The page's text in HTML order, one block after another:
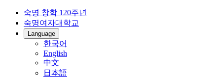
숙명 창학 120주년
숙명여자대학교
Language
한국어
English
中文
日本語